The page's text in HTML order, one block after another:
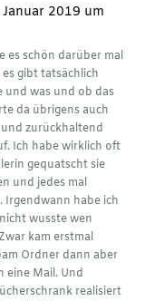
2019 um
es schön darüber mal
gibt tatsächlich
und was und ob das
da übrigens auch
zurückhaltend
Ich habe wirklich oft
gequatscht sie
und jedes mal
Irgendwann habe ich
wusste wen
kam erstmal
Ordner dann aber
eine Mail. Und
realisiert